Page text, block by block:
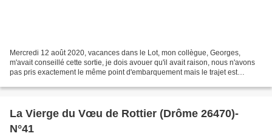
Mercredi 12 août 2020, vacances dans le Lot, mon collègue, Georges,
m'avait conseillé cette sortie, je dois avouer qu'il avait raison, nous n'avons
pas pris exactement le même point d'embarquement mais le trajet est
La Vierge du Vœu de Rottier (Drôme 26470)-
N°41